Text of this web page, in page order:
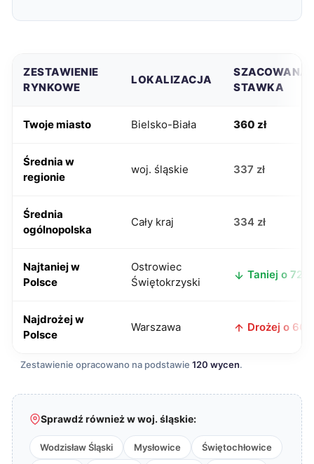
ZESTAWIENIE
RYNKOWE
LOKALIZACJA
SZACOWANA
STAWKA
Twoje miasto Bielsko-Biała 360 zł
Średnia w
regionie
woj. śląskie 337 zł
Średnia
ogólnopolska
Cały kraj 334 zł
Najtaniej w
Polsce
Ostrowiec
Świętokrzyski
Taniej o 72 zł
Najdrożej w
Polsce
Warszawa Drożej o 60
Zestawienie opracowano na podstawie 120 wycen.
Sprawdź również w woj. śląskie:
Wodzisław Śląski Mysłowice Świętochłowice